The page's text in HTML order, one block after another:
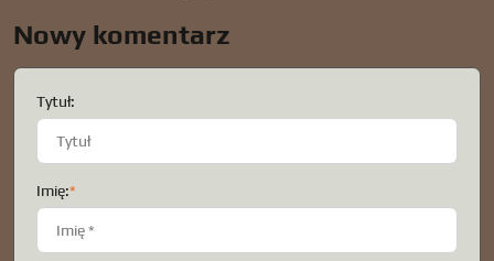
Nowy komentarz
Tytuł:
Imię:*